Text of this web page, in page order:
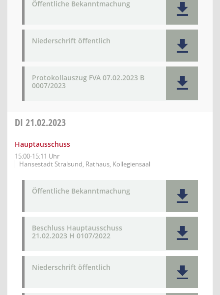
Öffentliche Bekanntmachung
Niederschrift öffentlich
Protokollauszug FVA 07.02.2023 B
0007/2023
DI 21.02.2023
Hauptausschuss
15:00-15:11 Uhr
Hansestadt Stralsund, Rathaus, Kollegiensaal
Öffentliche Bekanntmachung
Beschluss Hauptausschuss
21.02.2023 H 0107/2022
Niederschrift öffentlich